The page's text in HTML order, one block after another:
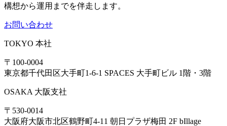
構想から運用までを伴走します。
お問い合わせ
TOKYO 本社
〒100-0004
東京都千代田区大手町1-6-1 SPACES 大手町ビル 1階・3階
OSAKA 大阪支社
〒530-0014
大阪府大阪市北区鶴野町4-11 朝日プラザ梅田 2F bIllage